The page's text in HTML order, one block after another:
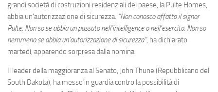
grandi società di costruzioni residenziali del paese, la Pulte Homes,
abbia un’autorizzazione di sicurezza. “Non conosco affatto il signor
Pulte. Non so se abbia un passato nell’intelligence o nell’esercito. Non so
nemmeno se abbia un’autorizzazione di sicurezza”, ha dichiarato
martedì, apparendo sorpresa dalla nomina.
Il leader della maggioranza al Senato, John Thune (Repubblicano del
South Dakota), ha messo in guardia contro la possibilità di